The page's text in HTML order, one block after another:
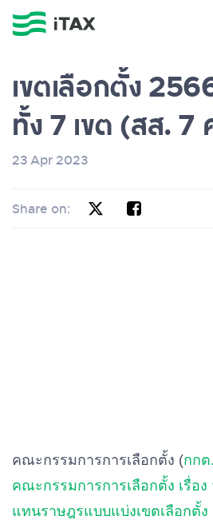
เขตเลือกตั้ง
ทั้ง 7 เขต (สส. 7
23 Apr 2023
Share on:
คณะกรรมการการเลือกตั้ง (กกต.
คณะกรรมการการเลือกตั้ง เรื่อ
แทนราษฎรแบบแบ่งเขตเลือกตั้ง